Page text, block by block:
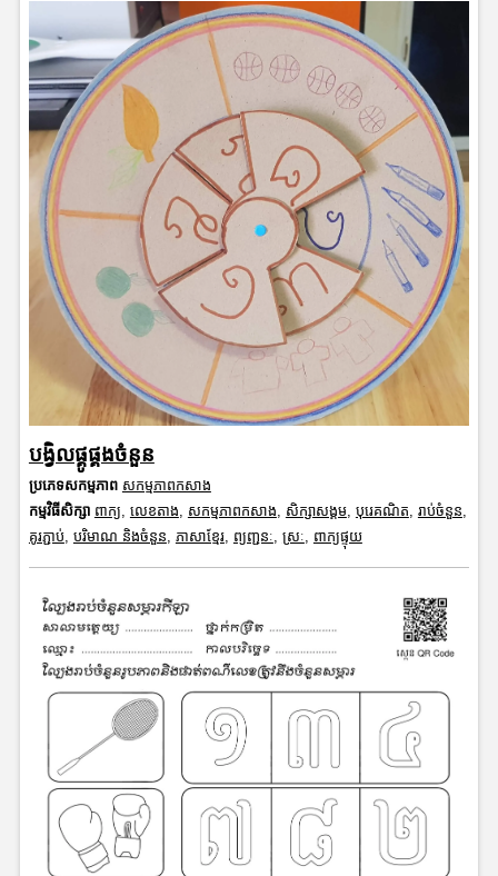
បង្វិលផ្គូផ្គងចំនួន
ប្រភេទសកម្មភាព សកម្មភាពកសាង
កម្មវិធីសិក្សា ពាក្យ លេខតាង សកម្មភាពកសាង សិក្សាសង្គម, បុរេគណិត រាប់ចំនួន
គូរភ្ជាប់, បរិមាណ និងចំនួន ភាសាខ្មែរ, ព្យញ្ជនៈ ស្រៈ ពាក្យផ្ទុយ